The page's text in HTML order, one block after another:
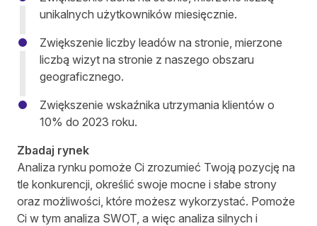
unikalnych użytkowników miesięcznie.
Zwiększenie liczby leadów na stronie, mierzone
liczbą wizyt na stronie z naszego obszaru
geograficznego.
Zwiększenie wskaźnika utrzymania klientów o
10% do 2023 roku.
Zbadaj rynek
Analiza rynku pomoże Ci zrozumieć Twoją pozycję na
tle konkurencji, określić swoje mocne i słabe strony
oraz możliwości, które możesz wykorzystać. Pomoże
Ci w tym analiza SWOT, a więc analiza silnych i